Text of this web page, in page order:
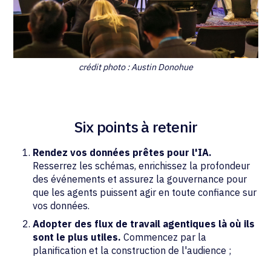
crédit photo : Austin Donohue
Six points à retenir
Rendez vos données prêtes pour l'IA.
Resserrez les schémas, enrichissez la profondeur
des événements et assurez la gouvernance pour
que les agents puissent agir en toute confiance sur
vos données.
Adopter des flux de travail agentiques là où ils
sont le plus utiles. Commencez par la
planification et la construction de l'audience ;